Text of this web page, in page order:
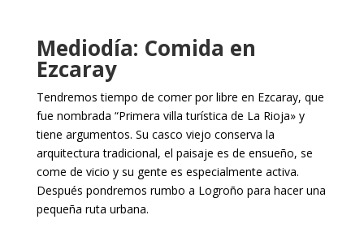
Mediodía: Comida en
Ezcaray
Tendremos tiempo de comer por libre en Ezcaray, que
fue nombrada “Primera villa turística de La Rioja» y
tiene argumentos. Su casco viejo conserva la
arquitectura tradicional, el paisaje es de ensueño, se
come de vicio y su gente es especialmente activa.
Después pondremos rumbo a Logroño para hacer una
pequeña ruta urbana.